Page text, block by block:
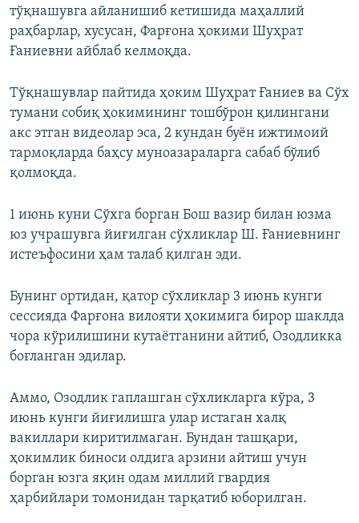
тўқнашувга айланишиб кетишида маҳаллий
раҳбарлар, хусусан, Фарғона ҳокими Шуҳрат
Ғаниевни айблаб келмоқда.
Тўқнашувлар пайтида ҳоким Шуҳрат Ғаниев ва Сўх
тумани собиқ ҳокимининг тошбўрон қилингани
акс этган видеолар эса, 2 кундан буён ижтимоий
тармоқларда баҳсу муноазараларга сабаб бўлиб
қолмоқда.
1 июнь куни Сўхга борган Бош вазир билан юзма
юз учрашувга йиғилган сўхликлар Ш. Ғаниевнинг
истеъфосини ҳам талаб қилган эди.
Бунинг ортидан, қатор сўхликлар 3 июнь кунги
сессияда Фарғона вилояти ҳокимига бирор шаклда
чора кўрилишини кутаётганини айтиб, Озодликка
боғланган эдилар.
Аммо, Озодлик гаплашган сўхликларга кўра, 3
июнь кунги йиғилишга улар истаган халқ
вакиллари киритилмаган. Бундан ташқари,
ҳокимлик биноси олдига арзини айтиш учун
борган юзга яқин одам миллий гвардия
ҳарбийлари томонидан тарқатиб юборилган.